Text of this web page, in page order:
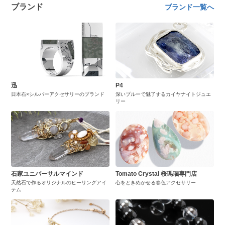
ブランド ブランド一覧へ
迅
日本石×シルバーアクセサリーのブランド
P4
深いブルーで魅了するカイヤナイトジュエ
リー
石家ユニバーサルマインド
天然石で作るオリジナルのヒーリングアイ
テム
Tomato Crystal 桜瑪瑙専門店
心をときめかせる春色アクセサリー